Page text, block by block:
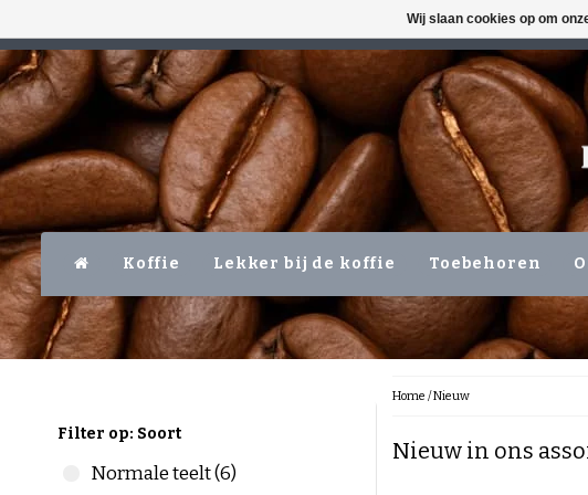
LEVERING
Koffie Lekker bij de koffie Toebehoren
Filter op: Soort
Normale teelt (6)
Home /Nieuw
Nieuw in ons
Wij slaan cookies op om